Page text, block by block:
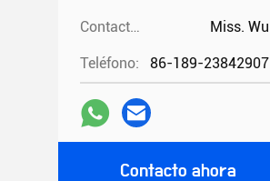
Contactos: Miss. Wu
Teléfono: 86-189-23842907
Contacto ahora